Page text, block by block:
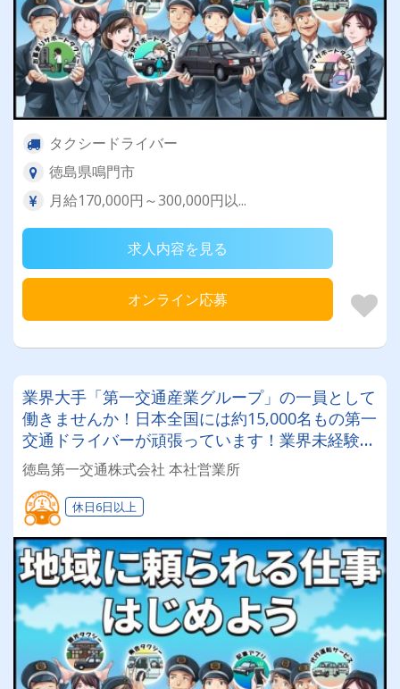
タクシードライバー
徳島県鳴門市
月給170,000円～300,000円以...
求人内容を見る
オンライン応募
業界大手「第一交通産業グループ」の一員として
働きませんか！日本全国には約15,000名もの第一
交通ドライバーが頑張っています！業界未経験で
も安心！2種免許取得費用会社負担ですぐにチャ
レンジできますよ！
徳島第一交通株式会社 本社営業所
休日6日以上